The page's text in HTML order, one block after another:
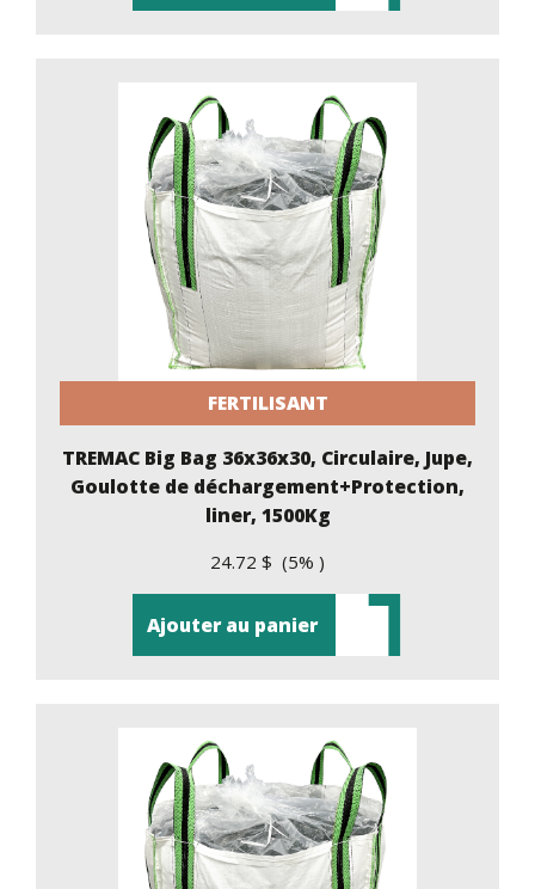
FERTILISANT
TREMAC Big Bag 36x36x30, Circulaire, Jupe,
Goulotte de déchargement+Protection,
liner, 1500Kg
24.72 $ (5% )
Ajouter au panier